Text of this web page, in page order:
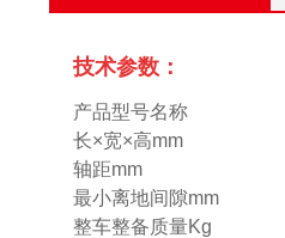
技术参数：
产品型号名称
长×宽×高mm
轴距mm
最小离地间隙mm
整车整备质量Kg